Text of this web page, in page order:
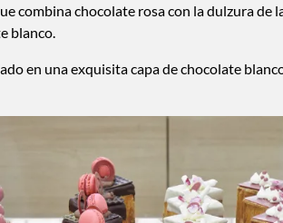
combina chocolate rosa con la dulzura de
blanco.
en una exquisita capa de chocolate